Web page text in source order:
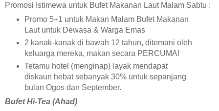
Promosi Istimewa untuk Bufet Makanan Laut Malam Sabtu :
Promo 5+1 untuk Makan Malam Bufet Makanan
Laut untuk Dewasa & Warga Emas
2 kanak-kanak di bawah 12 tahun, ditemani oleh
keluarga mereka, makan secara PERCUMA!
Tetamu hotel (menginap) layak mendapat
diskaun hebat sebanyak 30% untuk sepanjang
bulan Ogos dan September.
Bufet Hi-Tea (Ahad)